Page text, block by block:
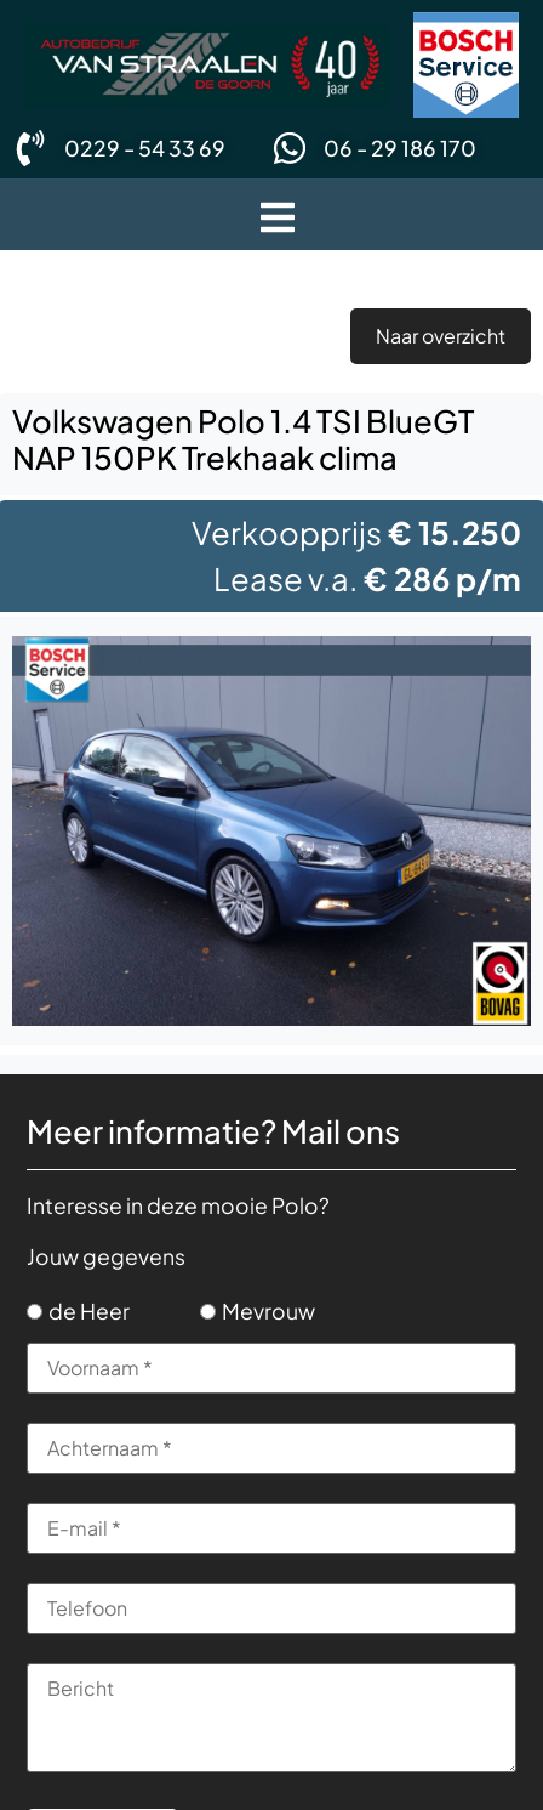
0229 - 54 33 69 06 - 29 186 170
Naar overzicht
Volkswagen Polo 1.4 TSI BlueGT
NAP 150PK Trekhaak clima
Verkoopprijs€ 15.250
Lease v.a. € 286 p/m
Meer informatie?Mail ons
Interesse in deze mooie Polo?
Jouw gegevens
de Heer Mevrouw